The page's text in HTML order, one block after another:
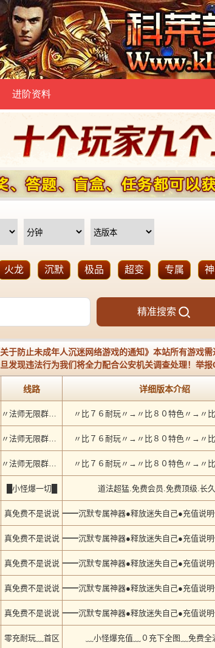
进阶资料